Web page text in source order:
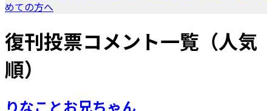
めての方へ
復刊投票コメント一覧（人気
順）
りなことお兄ちゃん